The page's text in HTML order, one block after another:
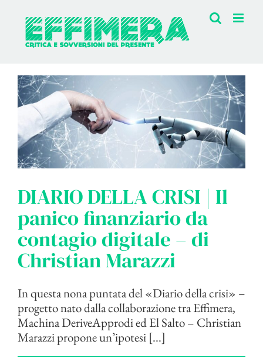
contenuto
DIARIO DELLA CRISI | Il
panico finanziario da
contagio digitale – di
Christian Marazzi
In questa nona puntata del «Diario della crisi» –
progetto nato dalla collaborazione tra Effimera,
Machina DeriveApprodi ed El Salto – Christian
Marazzi propone un’ipotesi [...]